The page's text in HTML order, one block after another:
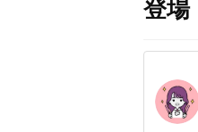
登場